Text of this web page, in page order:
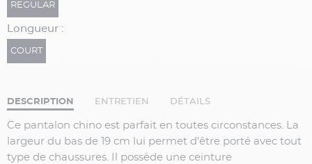
REGULAR
Longueur :
COURT
DESCRIPTION ENTRETIEN DÉTAILS
Ce pantalon chino est parfait en toutes circonstances. La
largeur du bas de 19 cm lui permet d’être porté avec tout
type de chaussures. Il possède une ceinture